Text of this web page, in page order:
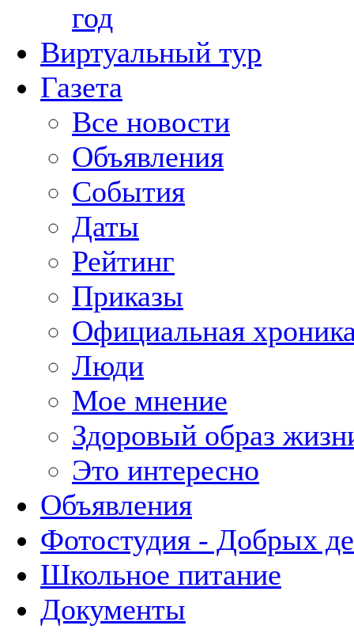
год
Виртуальный тур
Газета
Все новости
Объявления
События
Даты
Рейтинг
Приказы
Официальная
Люди
Мое мнение
Здоровый образ
Это интересно
Объявления
Фотостудия - Добрых
Школьное питание
Документы